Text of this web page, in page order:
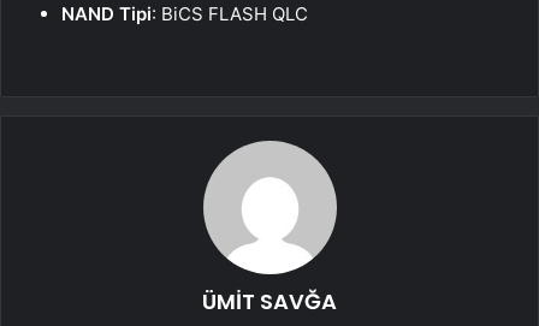
NAND Tipi: BiCS FLASH QLC
ÜMİT SAVĞA